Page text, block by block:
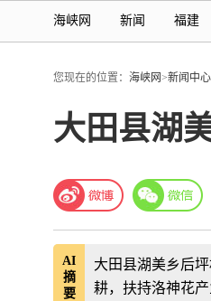
海峡网 新闻 福建
您现在的位置： 海峡网>新闻中心
大田县湖
AI
摘
要
大田县湖美乡后
耕，扶持洛神花